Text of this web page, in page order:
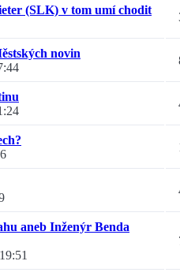
(SLK) v tom umí chodit
novin
aneb Inženýr Benda